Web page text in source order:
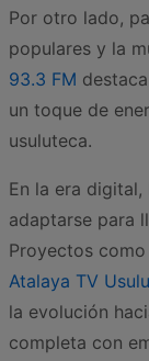
Por otro lado,
populares y la
93.3 FM
un toque de
usuluteca.
En la era
adaptarse para
Proyectos como
Atalaya TV
la evolución
completa con